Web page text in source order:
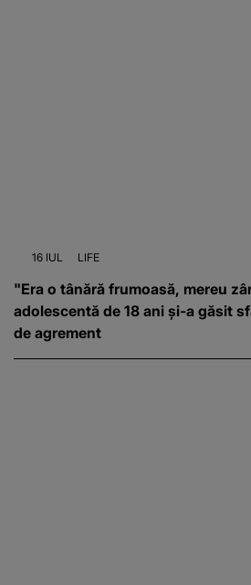
16 IUL LIFE
"Era o tânără frumoasă, mereu
adolescentă de 18 ani și-a găsit
de agrement